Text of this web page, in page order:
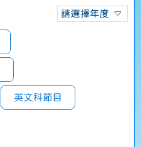
請選擇年度
英文科節目